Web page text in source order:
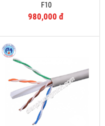
F10
980,000 đ